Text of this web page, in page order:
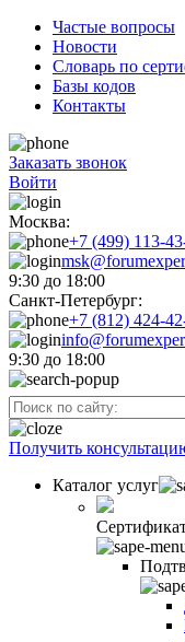
Частые вопросы
Новости
Словарь по
Базы кодов
Контакты
Заказать звонок
Войти
Москва:
+7 (499) 113-
9:30 до 18:00
Санкт-Петербург:
+7 (812) 424-
9:30 до 18:00
Получить
Каталог услуг